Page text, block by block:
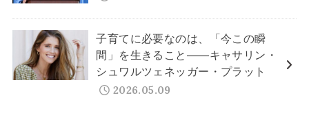
子育てに必要なのは、「今この瞬
間」を生きること——キャサリン・
シュワルツェネッガー・プラット
2026.05.09